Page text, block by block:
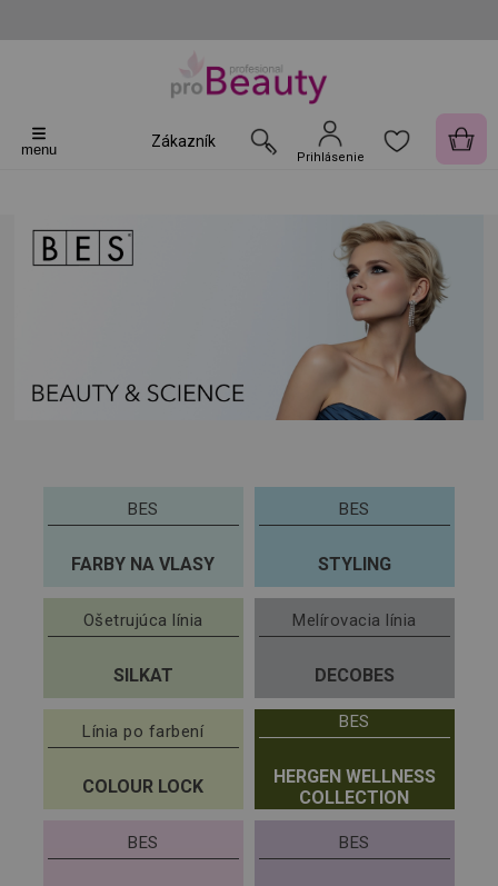
menu Zákazník
Prihlásenie
BES
FARBY NA VLASY
BES
STYLING
Ošetrujúca línia
SILKAT
Melírovacia línia
DECOBES
Línia po farbení
COLOUR LOCK
BES
HERGEN WELLNESS
COLLECTION
BES BES